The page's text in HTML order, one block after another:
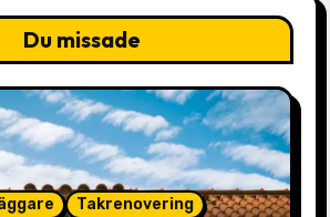
Du missade
Takrenovering